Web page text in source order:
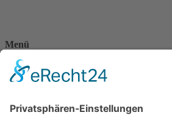
Menü
Home
Kontakt
Impressum